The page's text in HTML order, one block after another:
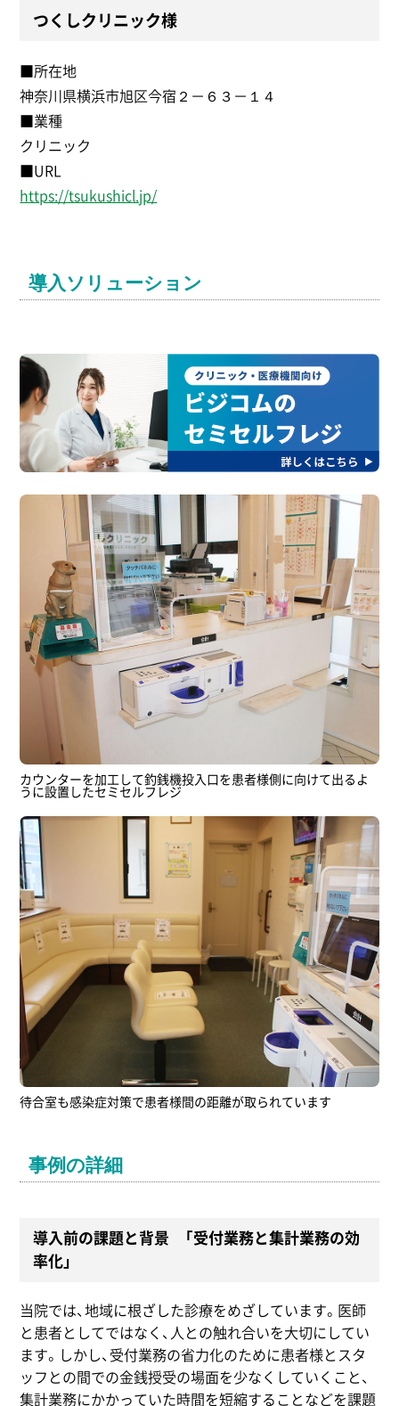
つくしクリニック様
■所在地
神奈川県横浜市旭区今宿２－６３－１４
■業種
クリニック
■URL
https://tsukushicl.jp/
導入ソリューション
カウンターを加工して釣銭機投入口を患者様側に向けて出るよ
うに設置したセミセルフレジ
待合室も感染症対策で患者様間の距離が取られています
事例の詳細
導入前の課題と背景 「受付業務と集計業務の効
率化」
当院では、地域に根ざした診療をめざしています。医師
と患者としてではなく、人との触れ合いを大切にしてい
ます。しかし、受付業務の省力化のために患者様とスタ
ッフとの間での金銭授受の場面を少なくしていくこと、
集計業務にかかっていた時間を短縮することなどを課題